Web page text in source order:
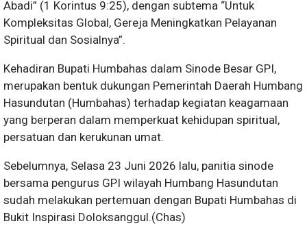
Abadi” (1 Korintus 9:25), dengan subtema “Untuk
Kompleksitas Global, Gereja Meningkatkan Pelayanan
Spiritual dan Sosialnya”.
Kehadiran Bupati Humbahas dalam Sinode Besar GPI,
merupakan bentuk dukungan Pemerintah Daerah Humbang
Hasundutan (Humbahas) terhadap kegiatan keagamaan
yang berperan dalam memperkuat kehidupan spiritual,
persatuan dan kerukunan umat.
Sebelumnya, Selasa 23 Juni 2026 lalu, panitia sinode
bersama pengurus GPI wilayah Humbang Hasundutan
sudah melakukan pertemuan dengan Bupati Humbahas di
Bukit Inspirasi Doloksanggul.(Chas)